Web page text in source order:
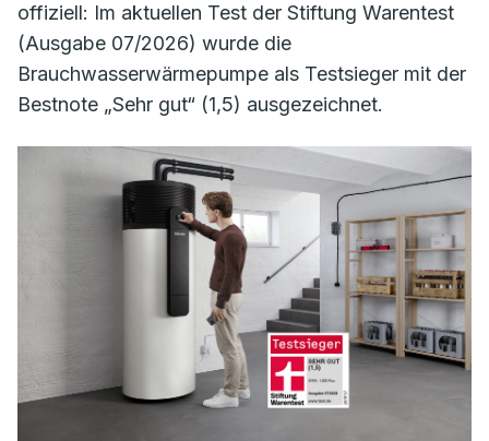
offiziell: Im aktuellen Test der Stiftung Warentest
(Ausgabe 07/2026) wurde die
Brauchwasserwärmepumpe als Testsieger mit der
Bestnote „Sehr gut“ (1,5) ausgezeichnet.